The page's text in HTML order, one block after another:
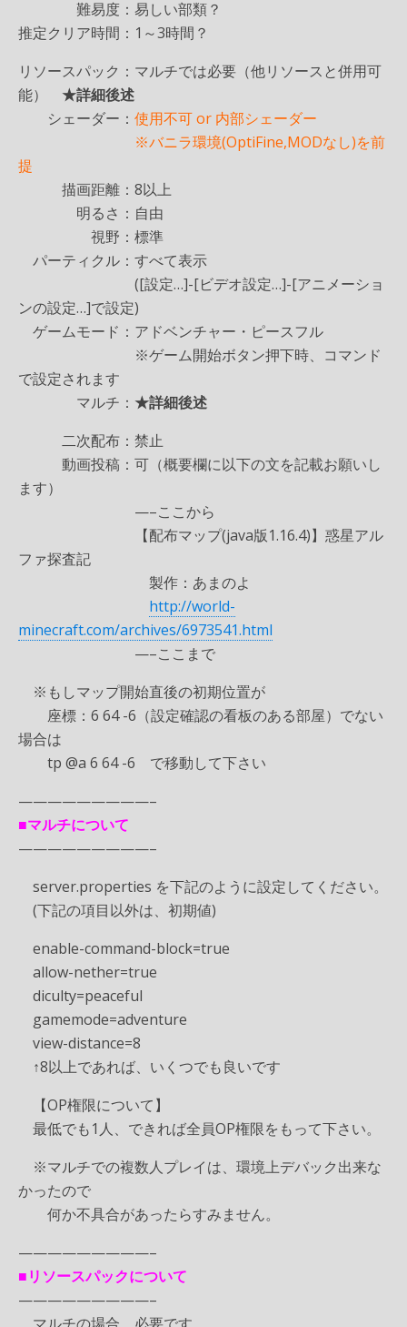
難易度：易しい部類？
推定クリア時間：1～3時間？
リソースパック：マルチでは必要（他リソースと併用可
能） ★詳細後述
シェーダー： 使用不可 or 内部シェーダー
※バニラ環境(OptiFine,MODなし)を前
提
描画距離：8以上
明るさ：自由
視野：標準
パーティクル：すべて表示
([設定…]-[ビデオ設定…]-[アニメーショ
ンの設定…]で設定)
ゲームモード：アドベンチャー・ピースフル
※ゲーム開始ボタン押下時、コマンド
で設定されます
マルチ： ★詳細後述
二次配布：禁止
動画投稿：可（概要欄に以下の文を記載お願いし
ます）
—–ここから
【配布マップ(java版1.16.4)】惑星アル
ファ探査記
製作：あまのよ
http://world-
minecraft.com/archives/6973541.html
—–ここまで
※もしマップ開始直後の初期位置が
座標：6 64 -6（設定確認の看板のある部屋）でない
場合は
tp @a 6 64 -6 で移動して下さい
—————————–
■マルチについて
—————————–
server.properties を下記のように設定してください。
(下記の項目以外は、初期値)
enable-command-block=true
allow-nether=true
difficulty=peaceful
gamemode=adventure
view-distance=8
↑8以上であれば、いくつでも良いです
【OP権限について】
最低でも1人、できれば全員OP権限をもって下さい。
※マルチでの複数人プレイは、環境上デバック出来な
かったので
何か不具合があったらすみません。
—————————–
■リソースパックについて
—————————–